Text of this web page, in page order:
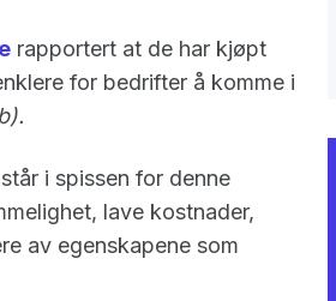
rapportert at de har kjøpt
for bedrifter å komme i
i spissen for denne
lave kostnader,
av egenskapene som